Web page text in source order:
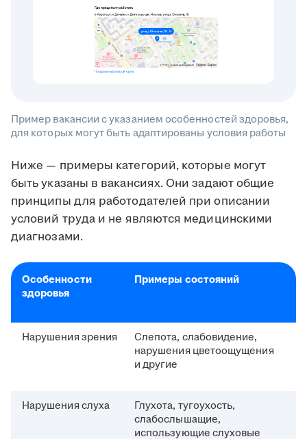
Пример вакансии с указанием особенностей здоровья,
для которых могут быть адаптированы условия работы
Ниже — примеры категорий, которые могут
быть указаны в вакансиях. Они задают общие
принципы для работодателей при описании
условий труда и не являются медицинскими
диагнозами.
Особенности
здоровья
Примеры состояний
Нарушения зрения
Слепота, слабовидение,
нарушения цветоощущения
и другие
Нарушения слуха
Глухота, тугоухость,
слабослышащие,
использующие слуховые